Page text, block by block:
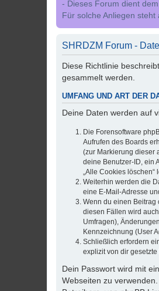
- Dieses Forum dient
Für solche Anliegen
SHRDZM Forum -
Diese Richtlinie
gesammelt werden.
UMFANG UND ART DER
Deine Daten werden auf
Die Forensoftware
Aufrufen des Boards
(zur Markierung dieser
deine Benutzer-ID, ein
„Alle Cookies löschen“
Weiterhin werden die
eine E-Mail-Adresse
Wenn du einen Beitrag
diesen Fällen wird
Umfragen),
Kennzeichnung (User
Schließlich erfordern
explizit von dir
Dein Passwort wird mit
Webseiten zu